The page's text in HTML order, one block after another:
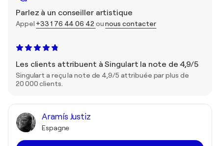
Parlez à un conseiller artistique
Appel +33 1 76 44 06 42 ounous contacter
Les clients attribuent à Singulart la note de 4,9/5
Singulart a reçu la note de 4,9/5 attribuée par plus de
20 000 clients.
Aramís Justiz
Espagne